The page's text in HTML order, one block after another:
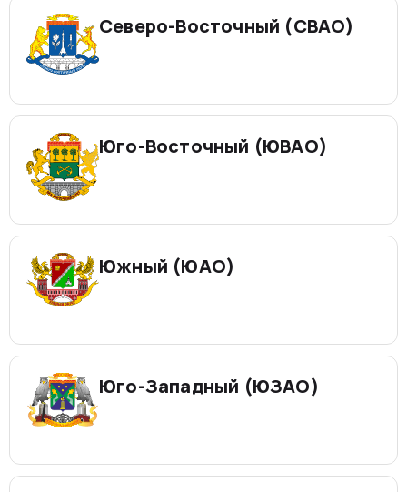
Северо-Восточный (СВАО)
Юго-Восточный (ЮВАО)
Южный (ЮАО)
Юго-Западный (ЮЗАО)